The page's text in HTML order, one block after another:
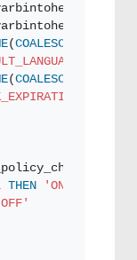
(COALESCE
(COALESCE
THEN
'ON'